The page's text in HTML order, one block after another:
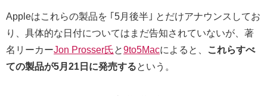
Appleはこれらの製品を ｢5月後半｣ とだけアナウンスしてお
り、具体的な日付についてはまだ告知されていないが、著
名リーカーJon Prosser氏と9to5Macによると、
これらすべ
ての製品が5月21日に発売するという。